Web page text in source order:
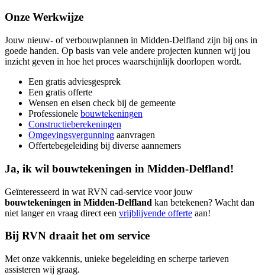
Onze Werkwijze
Jouw nieuw- of verbouwplannen in Midden-Delfland zijn bij ons in
goede handen. Op basis van vele andere projecten kunnen wij jou
inzicht geven in hoe het proces waarschijnlijk doorlopen wordt.
Een gratis adviesgesprek
Een gratis offerte
Wensen en eisen check bij de gemeente
Professionele bouwtekeningen
Constructieberekeningen
Omgevingsvergunning aanvragen
Offertebegeleiding bij diverse aannemers
Ja, ik wil bouwtekeningen in Midden-Delfland!
Geïnteresseerd in wat RVN cad-service voor jouw
bouwtekeningen in Midden-Delfland kan betekenen? Wacht dan
niet langer en vraag direct een vrijblijvende offerte aan!
Bij RVN draait het om service
Met onze vakkennis, unieke begeleiding en scherpe tarieven
assisteren wij graag.